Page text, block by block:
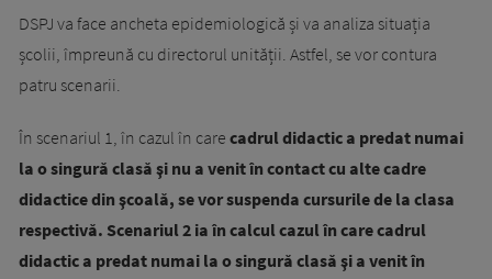
DSPJ va face ancheta epidemiologică și va analiza situația
școlii, împreună cu directorul unității. Astfel, se vor contura
patru scenarii.
În scenariul 1, în cazul în care cadrul didactic a predat numai
la o singură clasă şi nu a venit în contact cu alte cadre
didactice din şcoală, se vor suspenda cursurile de la clasa
respectivă. Scenariul 2 ia în calcul cazul în care cadrul
didactic a predat numai la o singură clasă şi a venit în